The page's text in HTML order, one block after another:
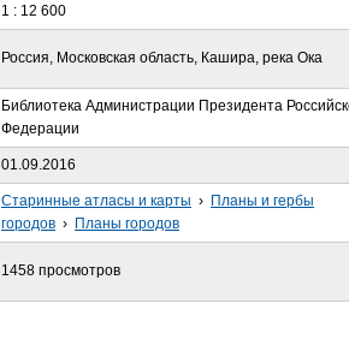
1 : 12 600
Россия, Московская область, Кашира, река Ока
Библиотека Администрации Президента
Федерации
01.09.2016
Старинные атласы и карты › Планы и гербы
городов › Планы городов
1458 просмотров